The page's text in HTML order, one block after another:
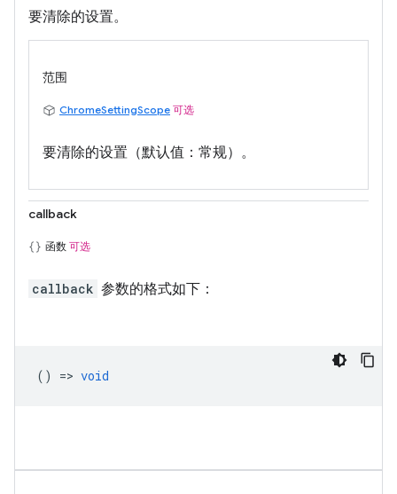
要清除的设置。
范围
ChromeSettingScope 可选
要清除的设置（默认值：常规）。
callback
函数 可选
callback 参数的格式如下：
() => void